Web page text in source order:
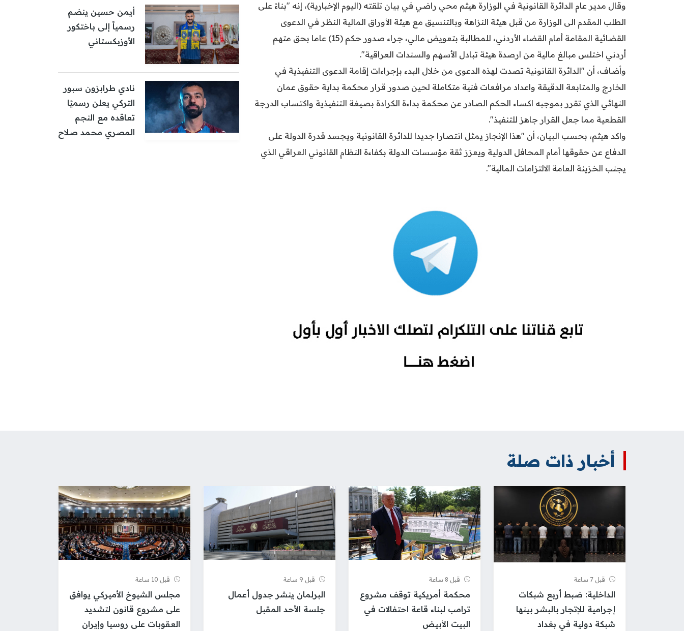
وقال مدير عام الدائرة القانونية في الوزارة هيثم محي راضي في بيان تلقته (اليوم الإخبارية)، إنه "بناءً على
الطلب المقدم الى الوزارة من قبل هيئة النزاهة وبالتنسيق مع هيئة الأوراق المالية النظر في الدعوى
القضائية المقامة أمام القضاء الأردني، للمطالبة بتعويض مالي، جراء صدور حكم (15) عاما بحق متهم
أردني اختلس مبالغ مالية من ارصدة هيئة تبادل الأسهم والسندات العراقية".
وأضاف، أن "الدائرة القانونية تصدت لهذه الدعوى من خلال البدء بإجراءات إقامة الدعوى التنفيذية في
الخارج والمتابعة الدقيقة واعداد مرافعات فنية متكاملة لحين صدور قرار محكمة بداية حقوق عمان
النهائي الذي تقرر بموجبه اكساء الحكم الصادر عن محكمة بداءة الكرادة بصيغة التنفيذية واكتساب الدرجة
القطعية مما جعل القرار جاهز للتنفيذ".
واكد هيثم، بحسب البيان، أن "هذا الإنجاز يمثل انتصارا جديدا للدائرة القانونية ويجسد قدرة الدولة على
الدفاع عن حقوقها أمام المحافل الدولية ويعزز ثقة مؤسسات الدولة بكفاءة النظام القانوني العراقي الذي
يجنب الخزينة العامة الالتزامات المالية".
أيمن حسين ينضم
رسمياً إلى باختكور
الأوزبكستاني
نادي طرابزون سبور
التركي يعلن رسميًا
تعاقده مع النجم
المصري محمد صلاح
أخبار ذات صلة
قبل 7 ساعة
الداخلية: ضبط أربع شبكات
إجرامية للإتجار بالبشر بينها
شبكة دولية في بغداد
قبل 8 ساعة
محكمة أمريكية توقف مشروع
ترامب لبناء قاعة احتفالات في
البيت الأبيض
قبل 9 ساعة
البرلمان ينشر جدول أعمال
جلسة الأحد المقبل
قبل 10 ساعة
مجلس الشيوخ الأميركي يوافق
على مشروع قانون لتشديد
العقوبات على روسيا وإيران